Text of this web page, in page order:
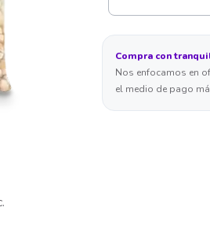
Compra con
Nos enfocamos en
el medio de pago